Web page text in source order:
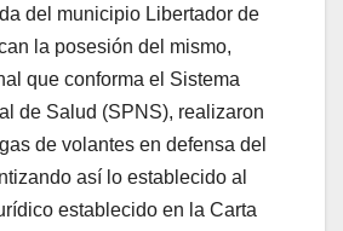
del municipio Libertador de
la posesión del mismo,
que conforma el Sistema
de Salud (SPNS), realizaron
de volantes en defensa del
así lo establecido al
establecido en la Carta